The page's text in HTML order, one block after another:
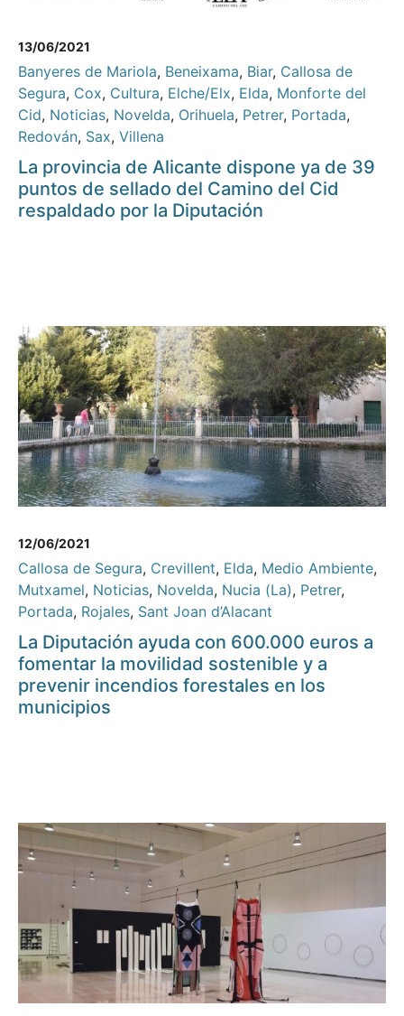
13/06/2021
Banyeres de Mariola, Beneixama, Biar, Callosa de
Segura, Cox, Cultura, Elche/Elx, Elda, Monforte del
Cid, Noticias, Novelda, Orihuela, Petrer, Portada,
Redován, Sax, Villena
La provincia de Alicante dispone ya de 39
puntos de sellado del Camino del Cid
respaldado por la Diputación
12/06/2021
Callosa de Segura, Crevillent, Elda, Medio Ambiente,
Mutxamel, Noticias, Novelda, Nucia (La), Petrer,
Portada, Rojales, Sant Joan d’Alacant
La Diputación ayuda con 600.000 euros a
fomentar la movilidad sostenible y a
prevenir incendios forestales en los
municipios